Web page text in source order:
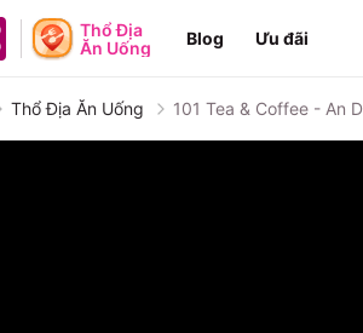
- Ứng dụng tài chính
Thổ Địa
Ăn Uống
Blog Ưu đãi
Thổ Địa Ăn Uống 101 Tea & Coffee - An